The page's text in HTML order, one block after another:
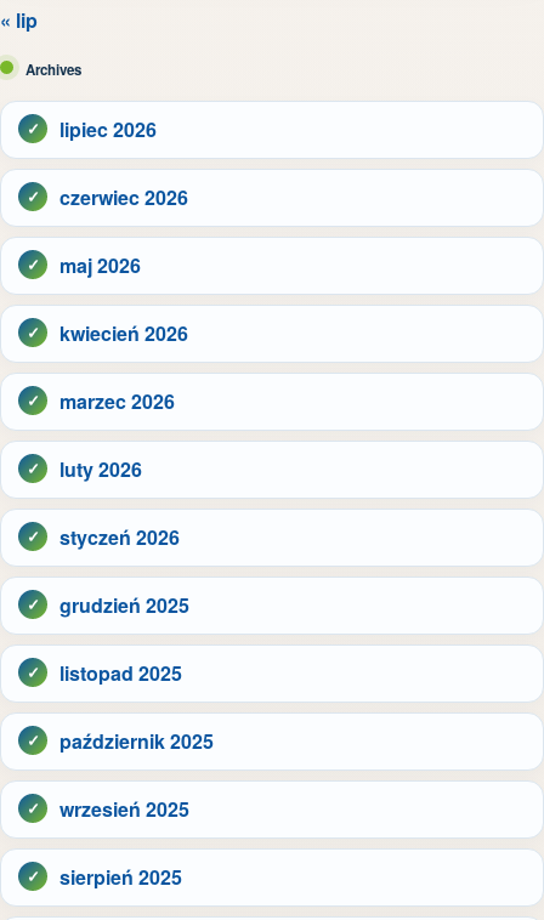
« lip
Archives
lipiec 2026
czerwiec 2026
maj 2026
kwiecień 2026
marzec 2026
luty 2026
styczeń 2026
grudzień 2025
listopad 2025
październik 2025
wrzesień 2025
sierpień 2025